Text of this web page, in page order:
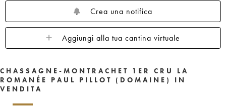
Crea una notifica
Aggiungi alla tua cantina virtuale
CHASSAGNE-MONTRACHET 1ER CRU LA
ROMANÉE PAUL PILLOT (DOMAINE) IN
VENDITA